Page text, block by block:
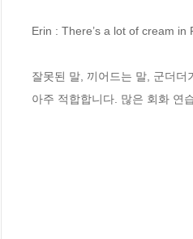
Erin : There’s a lot of cream in
잘못된 말, 끼어드는 말, 군더
아주 적합합니다. 많은 회화 연